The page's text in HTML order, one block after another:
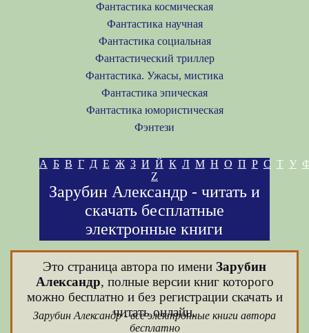
Фантастика космическая
Фантастика научная
Фантастика социальная
Фантастический триллер
Фантастика. Ужасы, мистика
Фантастика эпическая
Фантастика юмористическая
Фэнтези
А Б В Г Д Е Ж З И Й К Л М Н О П Р С Т У
Z
Зарубин Александр - читать и
скачать бесплатные
электронные книги
Это страница автора по имени Зарубин
Александр, полные версии книг которого
можно бесплатно и без регистрации скачать и
читать онлайн.
Зарубин Александр - все электронные книги автора
бесплатно